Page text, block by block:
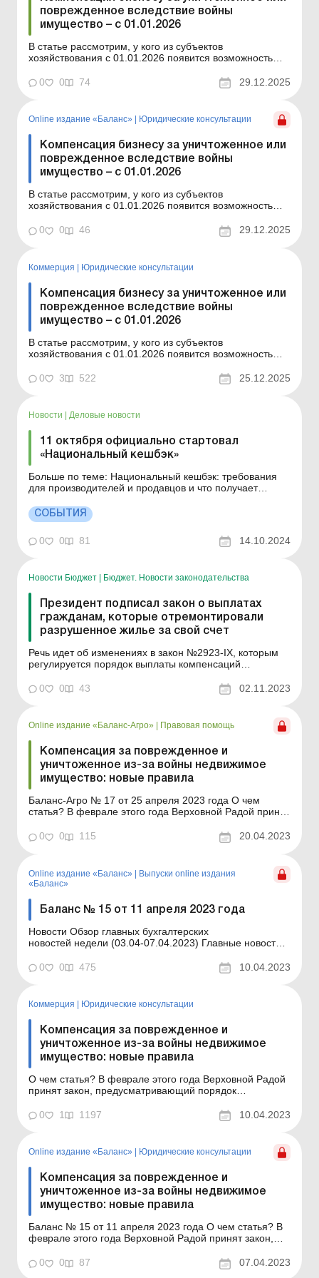
поврежденное вследствие войны
имущество – с 01.01.2026
В статье рассмотрим, у кого из субъектов
хозяйствования с 01.01.2026 появится возможность
поврежденное вследствие войны имущество, а также
какие документы для этого нужно будет оформить.
большинства субъектов...
0 0 74 29.12.2025
Online издание «Баланс» Юридические консультации
Компенсация бизнесу за уничтоженное или
поврежденное вследствие войны
имущество – с 01.01.2026
В статье рассмотрим, у кого из субъектов
хозяйствования с 01.01.2026 появится возможность
поврежденное вследствие войны имущество, а также
какие документы для этого нужно будет оформить.
субъектов хозя...
0 0 46 29.12.2025
Коммерция | Юридические консультации
Компенсация бизнесу за уничтоженное или
поврежденное вследствие войны
имущество – с 01.01.2026
В статье рассмотрим, у кого из субъектов
хозяйствования с 01.01.2026 появится возможность
поврежденное вследствие войны имущество, а также
какие документы для этого нужно будет оформить. У
имуществ...
0 3 522 25.12.2025
Новости | Деловые новости
11 октября официально стартовал
«Национальный кешбэк»
Больше по теме: Национальный кешбэк: требования
для производителей и продавцов и что получает
официально стартовала программа поддержки
граждан «Национальный кешбэк». Об этом сообщила
Первый вице-премьер-министр Украины – Министр...
СОБЫТИЯ
0 0 81 14.10.2024
Новости Бюджет Бюджет. Новости законодательства
Президент подписал закон о выплатах
гражданам, которые отремонтировали
разрушенное жилье за свой счет
Речь идет об изменениях в закон №2923-IX, которым
регулируется порядок выплаты компенсаций
разрушено в результате российской агрессии.
Основное изменение – расширение форм
Отныне ее смогут получить укра...
0 0 43 02.11.2023
Online издание «Баланс-Агро» Правовая помощь
Компенсация за поврежденное и
уничтоженное из-за войны недвижимое
имущество: новые правила
Баланс-Агро № 17 от 25 апреля 2023 года О чем
статья? В феврале этого года Верховной Радой принят
компенсации за недвижимое имущество,
поврежденное или уничтоженное в результате
рассмотрим, какие правила уста...
0 0 115 20.04.2023
Online издание «Баланс» | Выпуски online издания
«Баланс»
Баланс № 15 от 11 апреля 2023 года
Новости Обзор главных бухгалтерских
новостей недели (03.04-07.04.2023) Главные новости о
обновляется ежедневно Содержание номера Касса и
0 0 475 10.04.2023
Коммерция Юридические консультации
Компенсация за поврежденное и
уничтоженное из-за войны недвижимое
имущество: новые правила
О чем статья? В феврале этого года Верховной Радой
принят закон, предусматривающий порядок
имущество, поврежденное или уничтоженное в
результате вооруженной агрессии РФ против Украины.
закон, кого он касается и...
0 1 1197 10.04.2023
Online издание «Баланс» Юридические консультации
Компенсация за поврежденное и
уничтоженное из-за войны недвижимое
имущество: новые правила
Баланс № 15 от 11 апреля 2023 года О чем статья? В
феврале этого года Верховной Радой принят закон,
компенсации за недвижимое имущество,
поврежденное или уничтоженное в результате
0 0 87 07.04.2023